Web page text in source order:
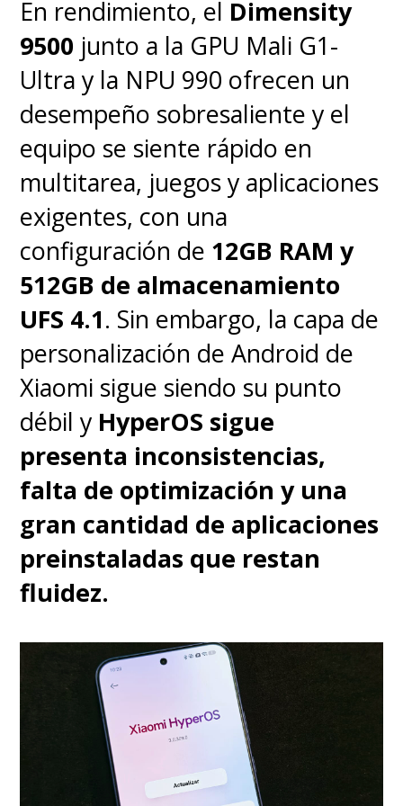
La capa Hello UI sobre Android
15mantiene la experiencia
limpia, sin bloatware y con
funciones propias como Moto
Secure, Family Space y Moto
Gametime. Además, integra
herramientas de IA comoCatch
Me Up (resumen de
notificaciones), Pay Attention
(transcripción de reuniones) y
Style Sync (fondos de pantalla
personalizados). Todo funciona
de forma fluida y sin agotar la
batería.
Sin embargo,Motorola cayó en
esto de "recomendar" ciertas
aplicaciones al iniciar el
, algo que
indudablemente le resta puntos
En rendimiento, el Dimensity
9500 junto a la GPU Mali G1-
Ultra y la NPU 990 ofrecen un
desempeño sobresaliente y el
equipo se siente rápido en
multitarea, juegos y aplicaciones
exigentes, con una
configuración de 12GB RAM y
512GB de almacenamiento
UFS 4.1. Sin embargo, la capa de
personalización de Android de
Xiaomi sigue siendo su punto
débil y HyperOS sigue
presenta inconsistencias,
falta de optimización y una
gran cantidad de aplicaciones
preinstaladas que restan
fluidez.